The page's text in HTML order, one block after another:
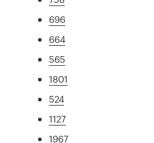
696
664
565
1801
524
1127
1967